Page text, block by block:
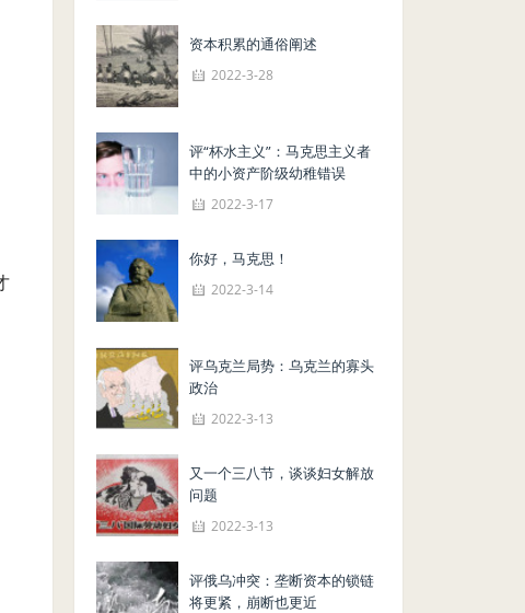
资本积累的通俗阐述
2022-3-28
评“杯水主义”：马克思主义者
中的小资产阶级幼稚错误
2022-3-17
你好，马克思！
2022-3-14
评乌克兰局势：乌克兰的寡头
政治
2022-3-13
又一个三八节，谈谈妇女解放
问题
2022-3-13
评俄乌冲突：垄断资本的锁链
将更紧，崩断也更近